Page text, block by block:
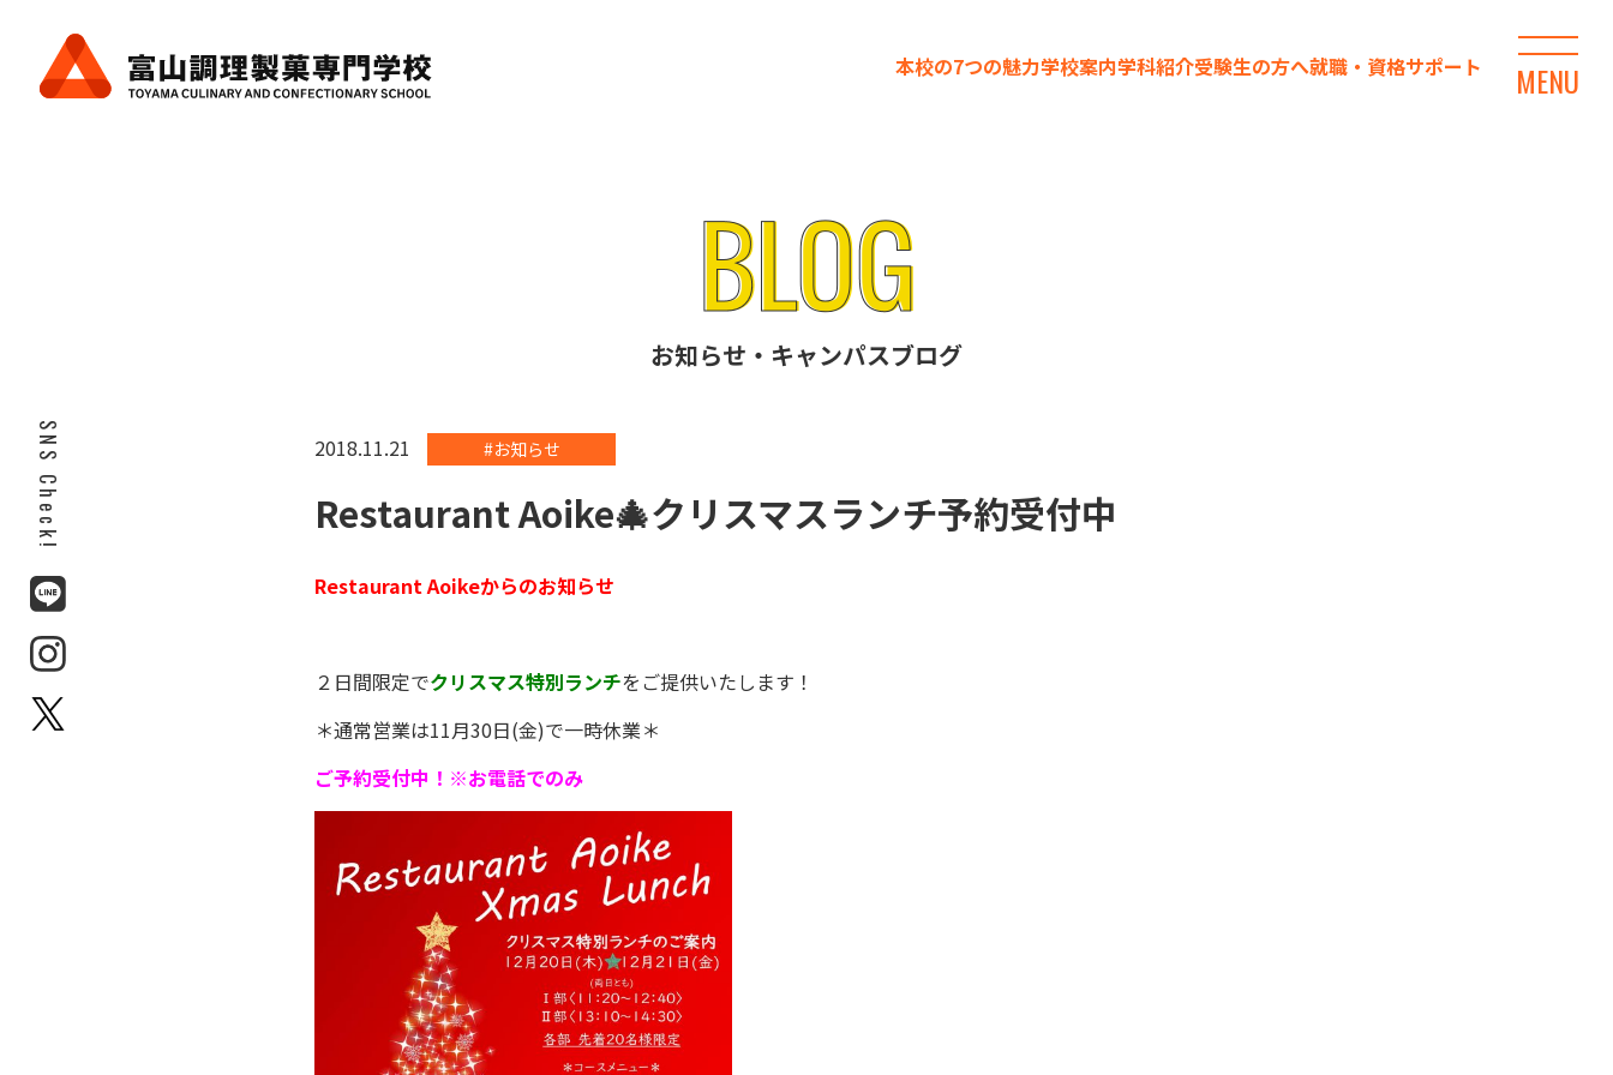
本校の7つの魅力学校案内学科紹介受験生の方へ就職・資格サポート MENU
SNS Check!
お知らせ・キャンパスブログ
2018.11.21 #お知らせ
Restaurant Aoike🎄クリスマスランチ予約受付中
Restaurant Aoikeからのお知らせ
２日間限定でクリスマス特別ランチをご提供いたします！
＊通常営業は11月30日(金)で一時休業＊
ご予約受付中！※お電話でのみ